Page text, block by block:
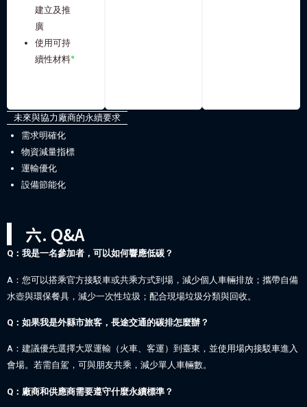
建立及推
廣
使用可持
續性材料*
未來與協力廠商的永續要求
需求明確化
物資減量指標
運輸優化
設備節能化
六. Q&A
Q：我是一名參加者，可以如何響應低碳？
A：您可以搭乘官方接駁車或共乘方式到場，減少個人車輛排放；攜帶自備
水壺與環保餐具，減少一次性垃圾；配合現場垃圾分類與回收。
Q：如果我是外縣市旅客，長途交通的碳排怎麼辦？
A：建議優先選擇大眾運輸（火車、客運）到臺東，並使用場內接駁車進入
會場。若需自駕，可與朋友共乘，減少單人車輛數。
Q：廠商和供應商需要遵守什麼永續標準？